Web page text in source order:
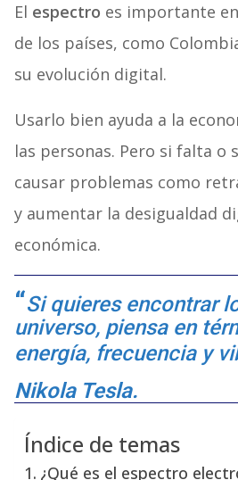
El espectro es importante
de los países, como
su evolución digital.
Usarlo bien ayuda a la
las personas. Pero si falta o
causar problemas como
y aumentar la desigualdad
económica.
Si quieres encontrar
universo, piensa en
energía, frecuencia y
Nikola Tesla.
Índice de temas
¿Qué es el espectro